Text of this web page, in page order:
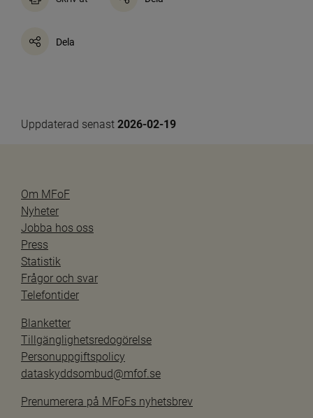
Dela
Uppdaterad senast 2026-02-19
Om MFoF
Nyheter
Jobba hos oss
Press
Statistik
Frågor och svar
Telefontider
Blanketter
Tillgänglighetsredogörelse
Personuppgiftspolicy
dataskyddsombud@mfof.se
Prenumerera på MFoFs nyhetsbrev